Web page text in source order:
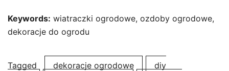
Keywords: wiatraczki ogrodowe, ozdoby ogrodowe,
dekoracje do ogrodu
Tagged dekoracje ogrodowe
diy